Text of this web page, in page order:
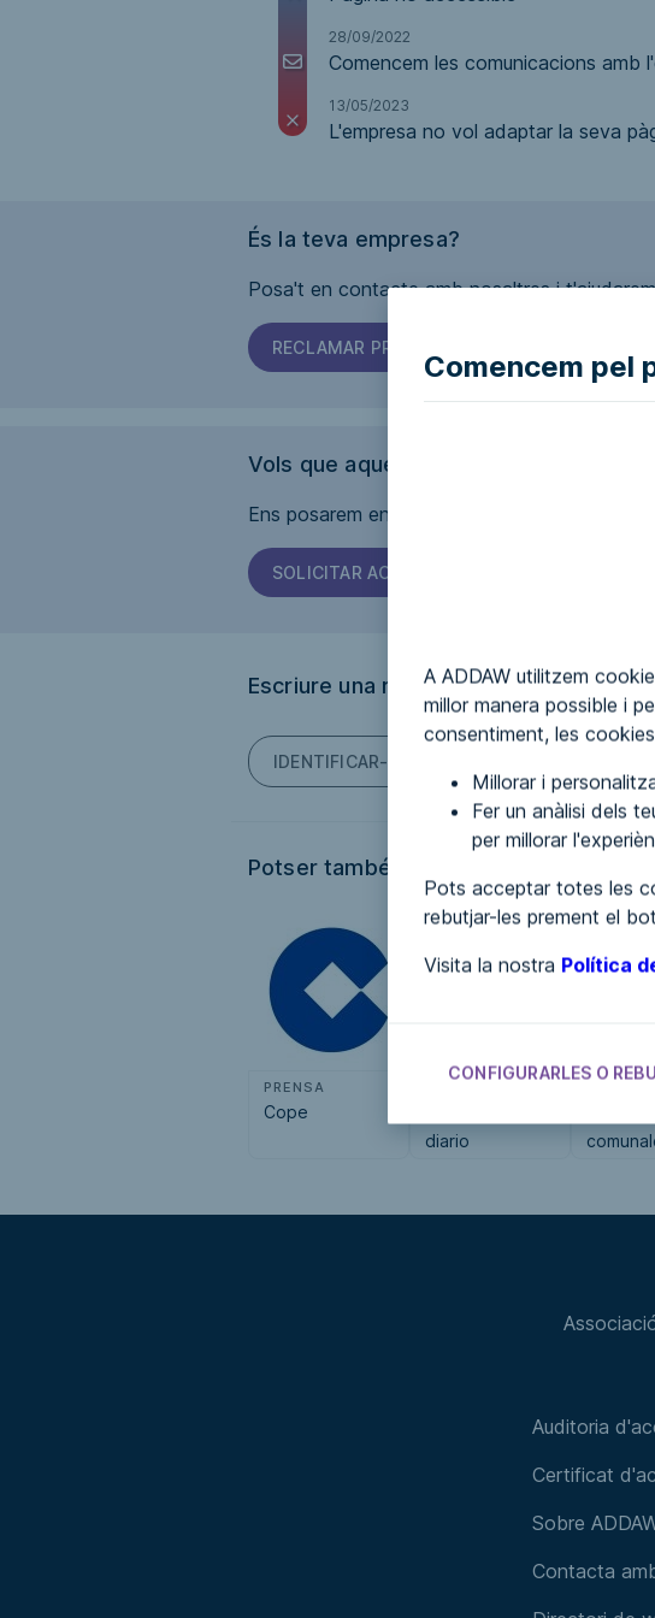
Comencem pel
A ADDAW utilitzem
millor manera possible i
consentiment, les
Millorar i
Fer un anàlisi dels
per millorar
Pots acceptar totes les
rebutjar-les prement el
Visita la nostra Política
CONFIGURARLES O
28/09/2022
Comencem les comunicacions amb
13/05/2023
L'empresa no vol adaptar la seva
És la teva empresa?
Posa't en contacte amb nosaltres i
RECLAMAR PROPIETAT
Vols que aquesta pàgina sigui
Ens posarem en contacte amb l'empresa i
SOLICITAR ACCESSIBILITAT
Escriure una ressenya
IDENTIFICAR-TE PER PODER ESCRIURE
Potser també t'interessi...
PRENSA
Cope
diario
Auditoria
Certificat
Sobre
Contacta